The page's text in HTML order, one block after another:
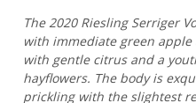
The 2020 Riesling Serriger
with immediate green
with gentle citrus and a
hayflowers. The body is
prickling with the slightest